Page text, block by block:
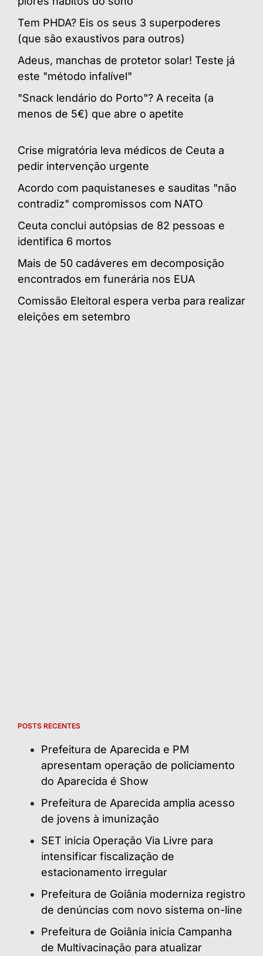
Tem PHDA? Eis os seus 3 superpoderes
(que são exaustivos para outros)
Adeus, manchas de protetor solar! Teste já
este "método infalível"
"Snack lendário do Porto"? A receita (a
menos de 5€) que abre o apetite
Crise migratória leva médicos de Ceuta a
pedir intervenção urgente
Acordo com paquistaneses e sauditas "não
contradiz" compromissos com NATO
Ceuta conclui autópsias de 82 pessoas e
identifica 6 mortos
Mais de 50 cadáveres em decomposição
encontrados em funerária nos EUA
Comissão Eleitoral espera verba para realizar
eleições em setembro
POSTS RECENTES
Prefeitura de Aparecida e PM
apresentam operação de policiamento
do Aparecida é Show
Prefeitura de Aparecida amplia acesso
de jovens à imunização
SET inicia Operação Via Livre para
intensificar fiscalização de
estacionamento irregular
Prefeitura de Goiânia moderniza registro
de denúncias com novo sistema on-line
Prefeitura de Goiânia inicia Campanha
de Multivacinação para atualizar